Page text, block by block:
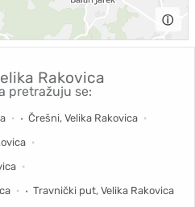
ⓘ
Rakovica
pretražuju se:
Črešni, Velika Rakovica
Travnički put, Velika Rakovica